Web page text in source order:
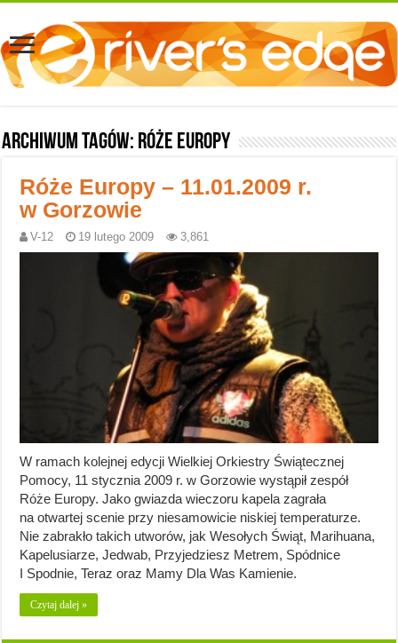
Archiwum tagów: Róże Europy
Róże Europy – 11.01.2009 r.
w Gorzowie
V-12 19 lutego 2009 3,861
W ramach kolejnej edycji Wielkiej Orkiestry Świątecznej
Pomocy, 11 stycznia 2009 r. w Gorzowie wystąpił zespół
Róże Europy. Jako gwiazda wieczoru kapela zagrała
na otwartej scenie przy niesamowicie niskiej temperaturze.
Nie zabrakło takich utworów, jak Wesołych Świąt, Marihuana,
Kapelusiarze, Jedwab, Przyjedziesz Metrem, Spódnice
I Spodnie, Teraz oraz Mamy Dla Was Kamienie.
Czytaj dalej »